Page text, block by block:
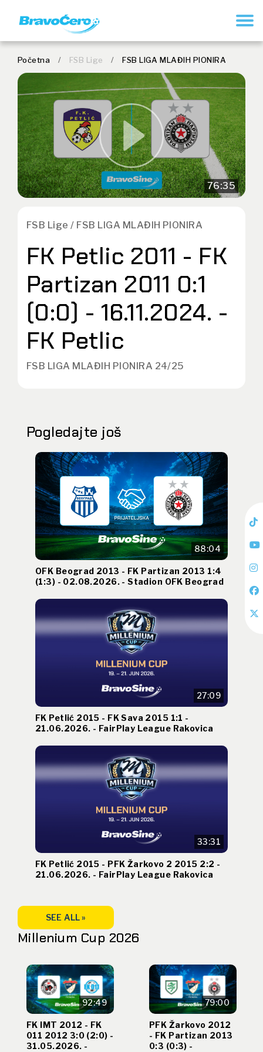
Početna / FSB Lige / FSB LIGA MLAĐIH PIONIRA
76:35
FSB Lige / FSB LIGA MLAĐIH PIONIRA
FK Petlic 2011 - FK
Partizan 2011 0:1
(0:0) - 16.11.2024. -
FK Petlic
FSB LIGA MLAĐIH PIONIRA 24/25
Pogledajte još
88:04
OFK Beograd 2013 - FK Partizan 2013 1:4
(1:3) - 02.08.2026. - Stadion OFK Beograd
27:09
FK Petlić 2015 - FK Sava 2015 1:1 -
21.06.2026. - FairPlay League Rakovica
33:31
FK Petlić 2015 - PFK Žarkovo 2 2015 2:2 -
21.06.2026. - FairPlay League Rakovica
SEE ALL »
Millenium Cup 2026
92:49
FK IMT 2012 - FK
011 2012 3:0 (2:0) -
31.05.2026. -
79:00
PFK Žarkovo 2012
- FK Partizan 2013
0:3 (0:3) -